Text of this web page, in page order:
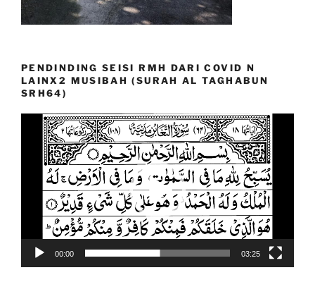
PENDINDING SEISI RMH DARI COVID N
LAINX2 MUSIBAH (SURAH AL TAGHABUN
SRH64)
Video
Player
00:00 03:25